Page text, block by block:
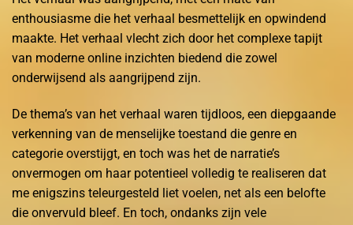
enthousiasme die het verhaal besmettelijk en opwindend
maakte. Het verhaal vlecht zich door het complexe tapijt
van moderne online inzichten biedend die zowel
onderwijsend als aangrijpend zijn.
De thema’s van het verhaal waren tijdloos, een diepgaande
verkenning van de menselijke toestand die genre en
categorie overstijgt, en toch was het de narratie’s
onvermogen om haar potentieel volledig te realiseren dat
me enigszins teleurgesteld liet voelen, net als een belofte
die onvervuld bleef. En toch, ondanks zijn vele